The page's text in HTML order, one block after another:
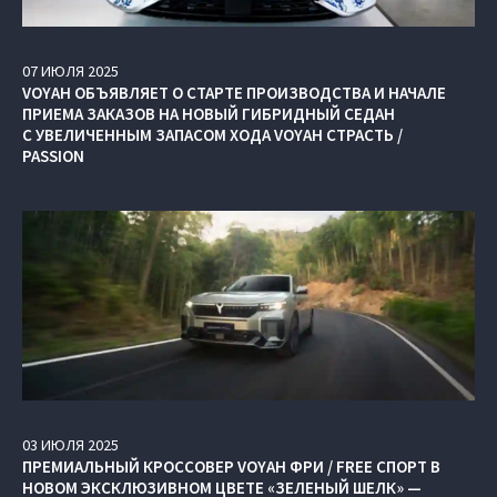
07ИЮЛЯ 2025
VOYAH ОБЪЯВЛЯЕТ О СТАРТЕ ПРОИЗВОДСТВА И НАЧАЛЕ
ПРИЕМА ЗАКАЗОВ НА НОВЫЙ ГИБРИДНЫЙ СЕДАН
С УВЕЛИЧЕННЫМ ЗАПАСОМ ХОДА VOYAH СТРАСТЬ /
PASSION
03 ИЮЛЯ 2025
ПРЕМИАЛЬНЫЙ КРОССОВЕР VOYAH ФРИ / FREE СПОРТ В
НОВОМ ЭКСКЛЮЗИВНОМ ЦВЕТЕ «ЗЕЛЕНЫЙ ШЕЛК» —